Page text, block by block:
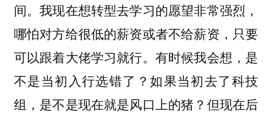
间。我现在想转型去学习的愿望非常强烈，
哪怕对方给很低的薪资或者不给薪资，只要
可以跟着大佬学习就行。有时候我会想，是
不是当初入行选错了？如果当初去了科技
组，是不是现在就是风口上的猪？但现在后